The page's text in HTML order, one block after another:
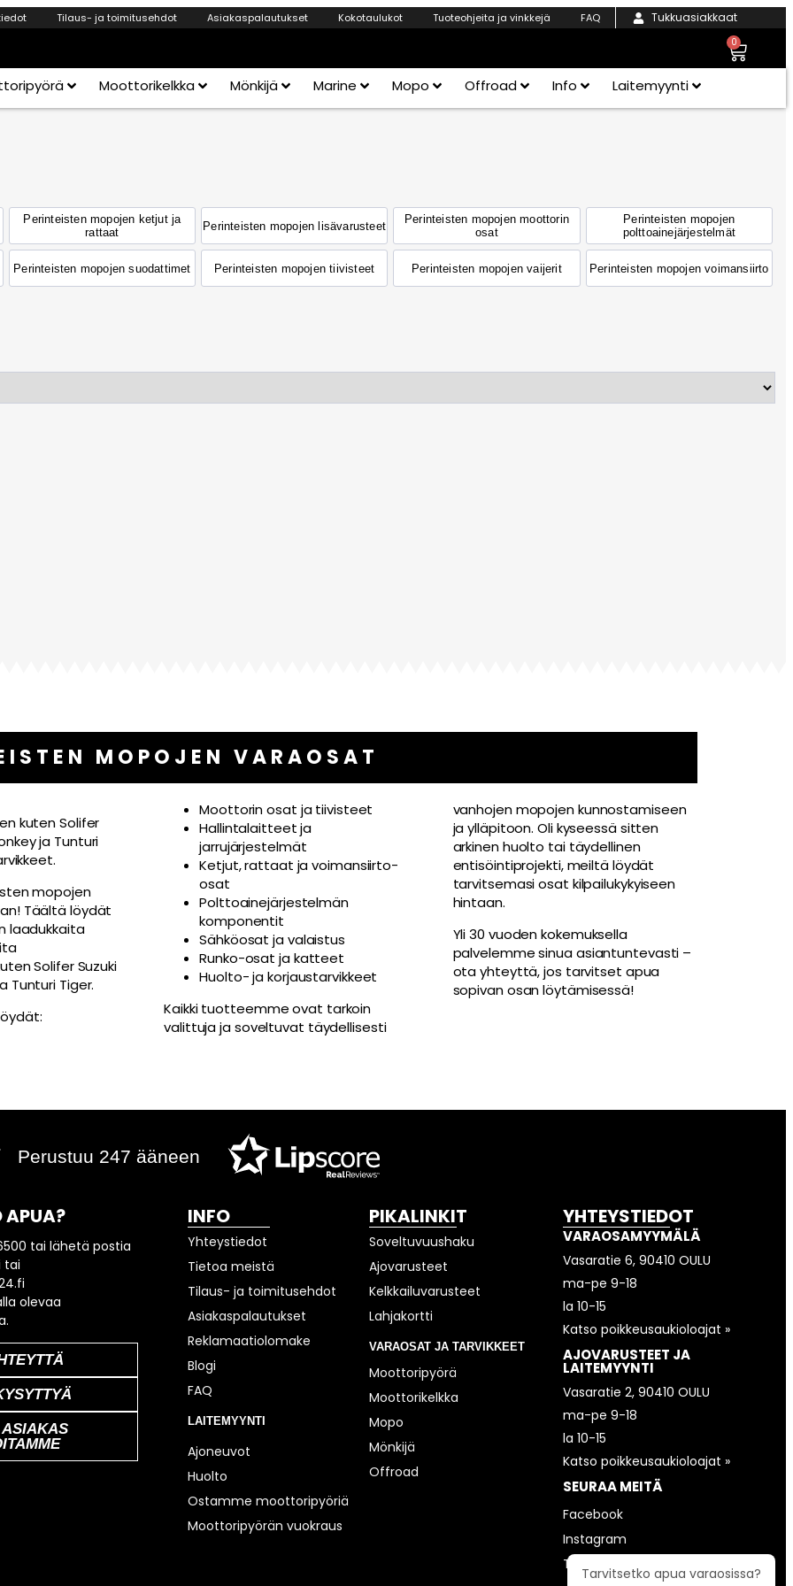
Tilaus- ja toimitusehdot Asiakaspalautukset Kokotaulukot Tuoteohjeita ja vinkkejä FAQ Tukkuasiakkaat
0
Moottorikelkka Mönkijä Marine Mopo Offroad Info Laitemyynti
Perinteisten mopojen ketjut ja
rattaat
Perinteisten mopojen lisävarusteet
Perinteisten mopojen moottorin
osat
Perinteisten mopojen
polttoainejärjestelmät
Perinteisten mopojen suodattimet Perinteisten mopojen tiivisteet Perinteisten mopojen vaijerit Perinteisten mopojen voimansiirto
MOPOJEN VARAOSAT
kuten Solifer
ja Tunturi
mopojen
Täältä löydät
laadukkaita
Solifer Suzuki
Tunturi Tiger.
Moottorin osat ja tiivisteet
Hallintalaitteet ja
jarrujärjestelmät
Ketjut, rattaat ja voimansiirto-
osat
Polttoainejärjestelmän
komponentit
Sähköosat ja valaistus
Runko-osat ja katteet
Huolto- ja korjaustarvikkeet
Kaikki tuotteemme ovat tarkoin
valittuja ja soveltuvat täydellisesti
vanhojen mopojen kunnostamiseen
ja ylläpitoon. Oli kyseessä sitten
arkinen huolto tai täydellinen
entisöintiprojekti, meiltä löydät
tarvitsemasi osat kilpailukykyiseen
hintaan.
Yli 30 vuoden kokemuksella
palvelemme sinua asiantuntevasti –
ota yhteyttä, jos tarvitset apua
sopivan osan löytämisessä!
Perustuu 247 ääneen
APUA?
tai lähetä postia
tai
olevaa
INFO
Yhteystiedot
Tietoa meistä
Tilaus- ja toimitusehdot
Asiakaspalautukset
Reklamaatiolomake
Blogi
FAQ
LAITEMYYNTI
Ajoneuvot
Huolto
Ostamme moottoripyöriä
Moottoripyörän vuokraus
PIKALINKIT
Soveltuvuushaku
Ajovarusteet
Kelkkailuvarusteet
Lahjakortti
VARAOSAT JA TARVIKKEET
Moottoripyörä
Moottorikelkka
Mopo
Mönkijä
Offroad
YHTEYSTIEDOT
VARAOSAMYYMÄLÄ
Vasaratie 6, 90410 OULU
ma-pe 9-18
la 10-15
Katso poikkeusaukioloajat »
AJOVARUSTEET JA
LAITEMYYNTI
Vasaratie 2, 90410 OULU
ma-pe 9-18
la 10-15
Katso poikkeusaukioloajat »
SEURAA MEITÄ
Facebook
Instagram
TikTok
Tarvitsetko apua varaosissa?